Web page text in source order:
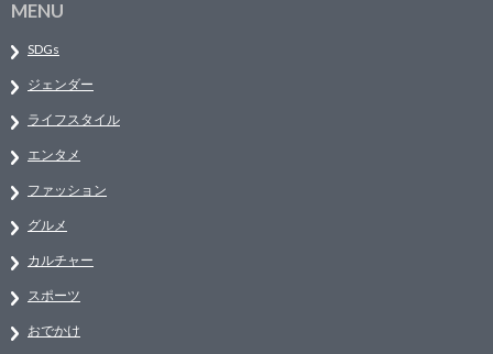
MENU
SDGs
ジェンダー
ライフスタイル
エンタメ
ファッション
グルメ
カルチャー
スポーツ
おでかけ